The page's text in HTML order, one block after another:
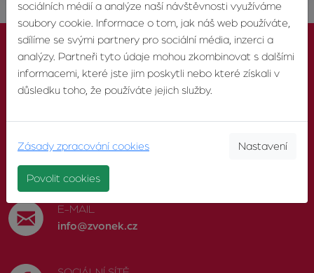
TELEFON
603 246 680
E-MAIL
info@zvonek.cz
sociálních médií a analýze naší návštěvnosti využíváme
soubory cookie. Informace o tom, jak náš web používáte,
sdílíme se svými partnery pro sociální média, inzerci a
analýzy. Partneři tyto údaje mohou zkombinovat s dalšími
informacemi, které jste jim poskytli nebo které získali v
důsledku toho, že používáte jejich služby.
Zásady zpracování cookies Nastavení
Povolit cookies